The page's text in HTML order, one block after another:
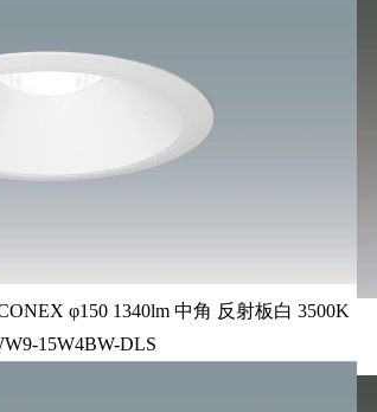
φ150 1340lm 中角 反射板白 3500K
15W4BW-DLS